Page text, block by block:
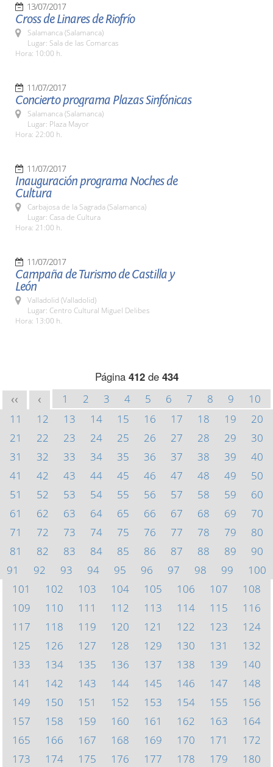
13/07/2017
Cross de Linares de Riofrío
Salamanca (Salamanca)
Lugar: Sala de las Comarcas
Hora: 10:00 h.
11/07/2017
Concierto programa Plazas Sinfónicas
Salamanca (Salamanca)
Lugar: Plaza Mayor
Hora: 22:00 h.
11/07/2017
Inauguración programa Noches de
Cultura
Carbajosa de la Sagrada (Salamanca)
Lugar: Casa de Cultura
Hora: 21:00 h.
11/07/2017
Campaña de Turismo de Castilla y
León
Valladolid (Valladolid)
Lugar: Centro Cultural Miguel Delibes
Hora: 13:00 h.
Página 412de 434
<< < 1 2 3 4 5 6 7 8 9
10
11
12 13 14 15 16 17 18 19
20
21
22 23 24 25 26 27 28 29
30
31
32 33 34 35 36 37 38 39
40
41
42 43 44 45 46 47 48 49
50
51
52 53 54 55 56 57 58 59
60
61
62 63 64 65 66 67 68 69
70
71
72 73 74 75 76 77 78 79
80
81
82 83 84 85 86 87 88 89
90
91
92 93 94 95 96 97 98 99
100
101
102 103 104 105 106 107
108
109
110 111 112 113 114 115
116
117
118 119 120 121 122 123
124
125
126 127 128 129 130 131
132
133
134 135 136 137 138 139
140
141
142 143 144 145 146 147
148
149
150 151 152 153 154 155
156
157
158 159 160 161 162 163
164
165
166 167 168 169 170 171
172
173
174 175 176 177 178 179
180